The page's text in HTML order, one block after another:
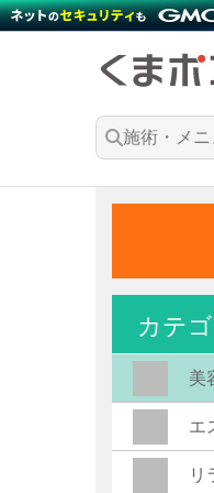
カテ
美
エ
リ